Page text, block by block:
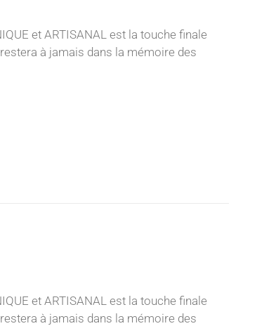
et ARTISANAL est la touche finale
à jamais dans la mémoire des
et ARTISANAL est la touche finale
à jamais dans la mémoire des